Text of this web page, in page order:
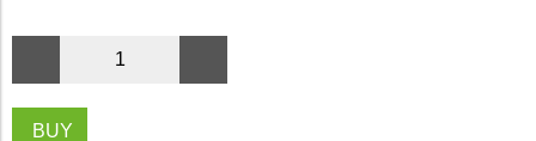
BUY